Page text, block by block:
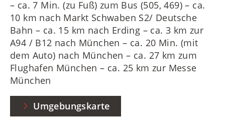
– ca. 7 Min. (zu Fuß) zum Bus (505, 469) – ca.
10 km nach Markt Schwaben S2/ Deutsche
Bahn – ca. 15 km nach Erding – ca. 3 km zur
A94 / B12 nach München – ca. 20 Min. (mit
dem Auto) nach München – ca. 27 km zum
Flughafen München – ca. 25 km zur Messe
München
Umgebungskarte